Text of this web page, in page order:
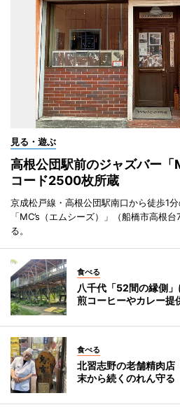
見る・遊ぶ
高根公団駅前のジャズバー
コード2500枚所蔵
京成松戸線・高根公団駅南口から徒歩1
「MC’s（エムシーズ）」（船橋市高根
る。
食べる
八千代「52間の縁側
煎コーヒーやカレー提
食べる
北習志野の老舗精肉
末から続くのれん守る